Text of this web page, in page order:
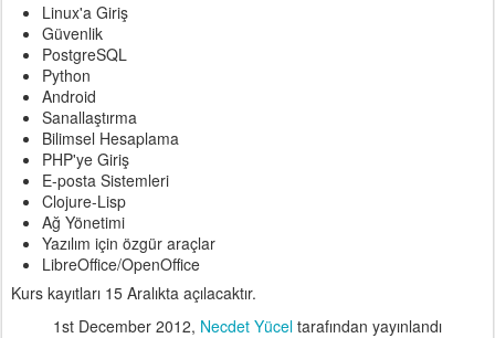
Linux'a Giriş
Güvenlik
PostgreSQL
Python
Android
Sanallaştırma
Bilimsel Hesaplama
PHP'ye Giriş
E-posta Sistemleri
Clojure-Lisp
Ağ Yönetimi
Yazılım için özgür araçlar
LibreOffice/OpenOffice
Kurs kayıtları 15 Aralıkta açılacaktır.
1st December 2012, Necdet Yücel tarafından yayınlandı